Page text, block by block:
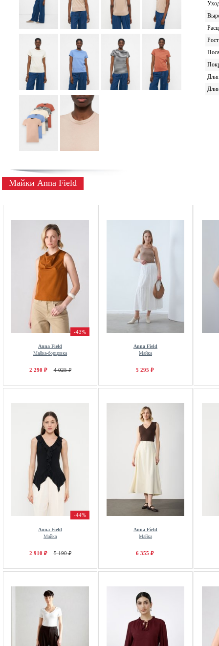
Майки Anna Field
-43%
Anna Field
Майка-борцовка
2 290 ₽ 4 025 ₽
Anna Field
Майка
5 295 ₽
-44%
Anna Field
Майка
2 910 ₽ 5 190 ₽
Anna Field
Майка
6 355 ₽